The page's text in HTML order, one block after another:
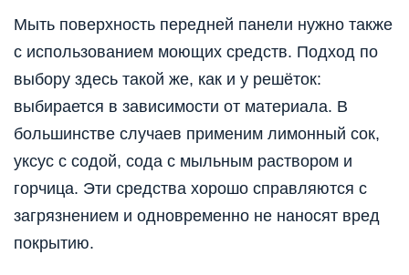
Мыть поверхность передней панели нужно также
с использованием моющих средств. Подход по
выбору здесь такой же, как и у решёток:
выбирается в зависимости от материала. В
большинстве случаев применим лимонный сок,
уксус с содой, сода с мыльным раствором и
горчица. Эти средства хорошо справляются с
загрязнением и одновременно не наносят вред
покрытию.